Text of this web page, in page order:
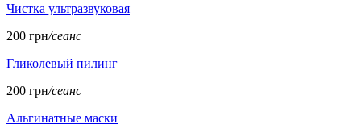
Чистка ультразвуковая
200 грн/сеанс
Гликолевый пилинг
200 грн/сеанс
Альгинатные маски